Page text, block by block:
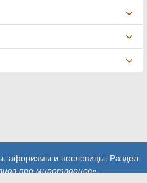
афоризмы и пословицы. Раздел
про миротворцев».